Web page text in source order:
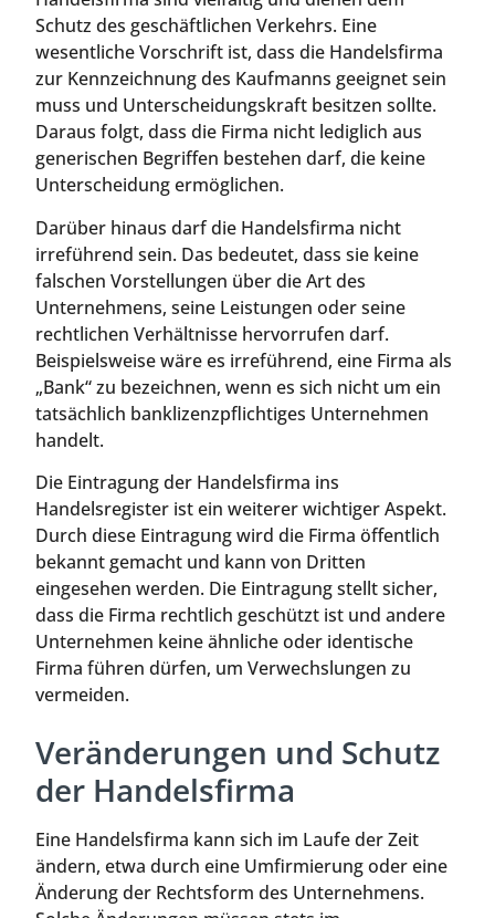
Schutz des geschäftlichen Verkehrs. Eine
wesentliche Vorschrift ist, dass die Handelsfirma
zur Kennzeichnung des Kaufmanns geeignet sein
muss und Unterscheidungskraft besitzen sollte.
Daraus folgt, dass die Firma nicht lediglich aus
generischen Begriffen bestehen darf, die keine
Unterscheidung ermöglichen.
Darüber hinaus darf die Handelsfirma nicht
irreführend sein. Das bedeutet, dass sie keine
falschen Vorstellungen über die Art des
Unternehmens, seine Leistungen oder seine
rechtlichen Verhältnisse hervorrufen darf.
Beispielsweise wäre es irreführend, eine Firma als
„Bank“ zu bezeichnen, wenn es sich nicht um ein
tatsächlich banklizenzpflichtiges Unternehmen
handelt.
Die Eintragung der Handelsfirma ins
Handelsregister ist ein weiterer wichtiger Aspekt.
Durch diese Eintragung wird die Firma öffentlich
bekannt gemacht und kann von Dritten
eingesehen werden. Die Eintragung stellt sicher,
dass die Firma rechtlich geschützt ist und andere
Unternehmen keine ähnliche oder identische
Firma führen dürfen, um Verwechslungen zu
vermeiden.
Veränderungen und Schutz
der Handelsfirma
Eine Handelsfirma kann sich im Laufe der Zeit
ändern, etwa durch eine Umfirmierung oder eine
Änderung der Rechtsform des Unternehmens.